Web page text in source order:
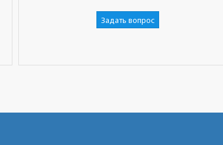
Задать вопрос